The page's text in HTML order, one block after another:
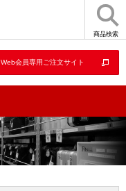
商品検索
Web会員専用ご注文サイト